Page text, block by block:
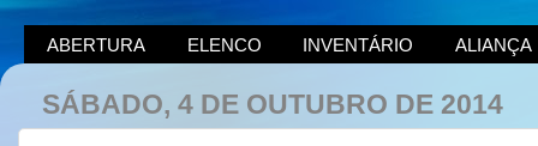
ABERTURA ELENCO INVENTÁRIO ALIANÇA
SÁBADO, 4 DE OUTUBRO DE 2014